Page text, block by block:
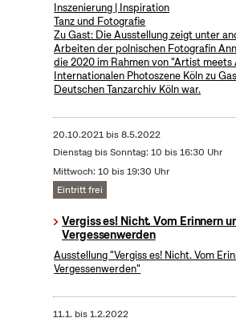
Inszenierung | Inspiration
Tanz und Fotografie
Zu Gast: Die Ausstellung zeigt unter
Arbeiten der polnischen Fotografin
die 2020 im Rahmen von "Artist
Internationalen Photoszene Köln zu
Deutschen Tanzarchiv Köln war.
20.10.2021bis8.5.2022
Dienstag bis Sonntag: 10 bis 16:30 Uhr
Mittwoch: 10 bis 19:30 Uhr
Eintritt frei
Vergiss es! Nicht. Vom Erinnern
Vergessenwerden
Ausstellung "Vergiss es! Nicht. Vom
Vergessenwerden"
11.1. bis1.2.2022